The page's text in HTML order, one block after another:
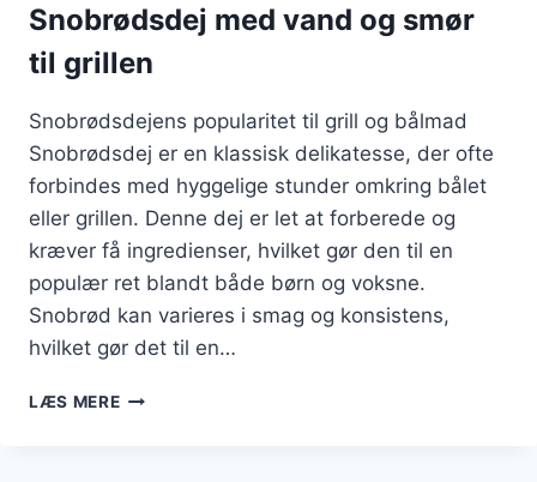
Snobrødsdej med vand og smør
til grillen
Snobrødsdejens popularitet til grill og bålmad
Snobrødsdej er en klassisk delikatesse, der ofte
forbindes med hyggelige stunder omkring bålet
eller grillen. Denne dej er let at forberede og
kræver få ingredienser, hvilket gør den til en
populær ret blandt både børn og voksne.
Snobrød kan varieres i smag og konsistens,
hvilket gør det til en…
LÆS MERESNOBRØDSDEJ